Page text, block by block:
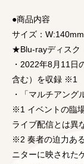
●商品内容
サイズ：
★Blu-rayディスク
・2022年8月11日
含む）を収録 ※1
・「マルチアン
※1 イベントの臨
ライブ配信とは異
※2 奏者の迫力あ
ニターに映された